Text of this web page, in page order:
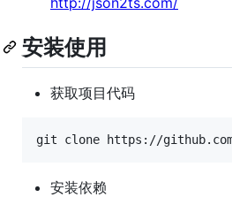
安装使用
获取项目代码
git clone https://
安装依赖